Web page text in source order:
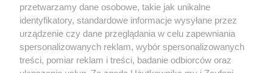
Kultura
przetwarzamy dane osobowe, takie jak unikalne
identyfikatory, standardowe informacje wysyłane przez
urządzenie czy dane przeglądania w celu zapewniania
spersonalizowanych reklam, wybór spersonalizowanych
treści, pomiar reklam i treści, badanie odbiorców oraz